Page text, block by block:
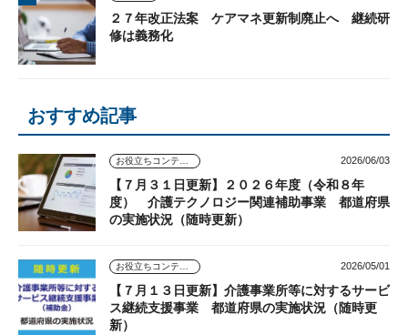
２７年改正法案 ケアマネ更新制廃止へ 継続研
修は義務化
おすすめ記事
2026/06/03
【７月３１日更新】２０２６年度（令和８年
度） 介護テクノロジー関連補助事業 都道府県
の実施状況（随時更新）
2026/05/01
【７月１３日更新】介護事業所等に対するサービ
ス継続支援事業 都道府県の実施状況（随時更
新）